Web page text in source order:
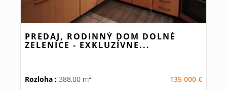
PREDAJ, RODINNÝ DOM DOLNÉ
ZELENICE - EXKLUZÍVNE...
Rozloha : 388.00 m2
135 000 €